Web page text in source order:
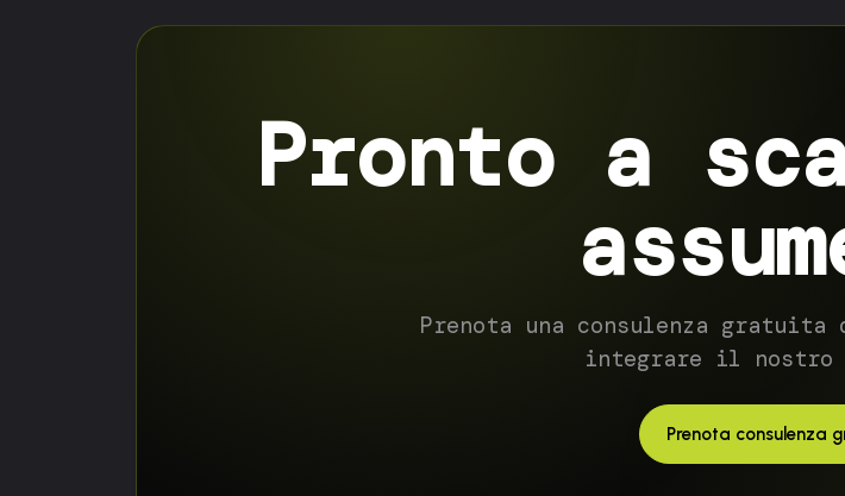
Pronto a
Prenota una consulenza
integrare il nostro
Prenota consulenza